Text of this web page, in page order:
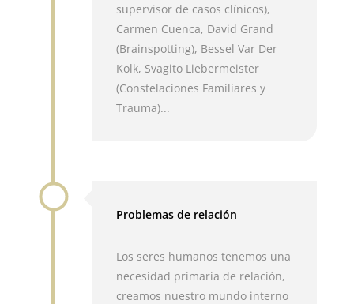
supervisor de casos clínicos),
Carmen Cuenca, David Grand
(Brainspotting), Bessel Var Der
Kolk, Svagito Liebermeister
(Constelaciones Familiares y
Trauma)...
Problemas de relación
Los seres humanos tenemos una
necesidad primaria de relación,
creamos nuestro mundo interno